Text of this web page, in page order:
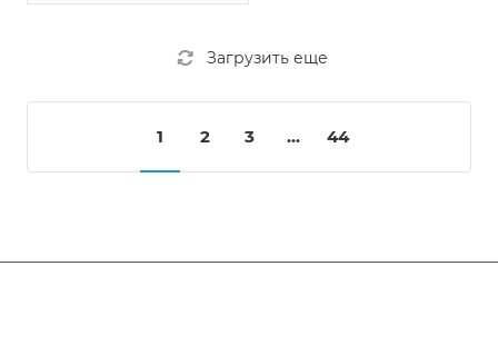
Загрузить еще
1 2 3 ... 44